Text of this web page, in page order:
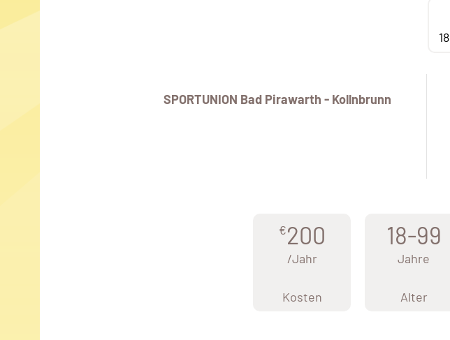
SPORTUNION Bad Pirawarth - Kollnbrunn
€200
/Jahr
Kosten
18-99
Jahre
Alter